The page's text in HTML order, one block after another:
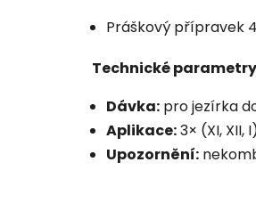
Práškový přípravek
Technické parametry
Dávka: pro jezírka
Aplikace:3× (XI, XII,
Upozornění: